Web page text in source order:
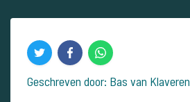
Geschreven door: Bas van Klaveren